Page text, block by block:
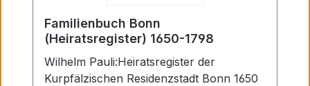
Familienbuch Bonn
(Heiratsregister) 1650-1798
Wilhelm Pauli:Heiratsregister der
Kurpfälzischen Residenzstadt Bonn 1650